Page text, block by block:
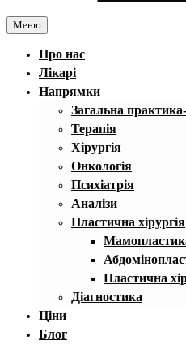
Меню
Про нас
Лікарі
Напрямки
Загальна
Терапія
Хірургія
Онкологія
Психіатрія
Аналізи
Пластична хірургія
Пластична
Діагностика
Ціни
Блог